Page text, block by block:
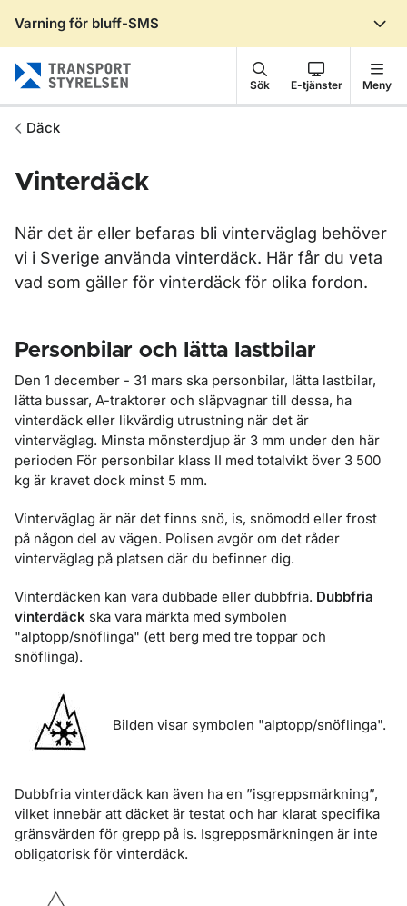
Varning för bluff-SMS
Sök E-tjänster Meny
Däck
Vinterdäck
När det är eller befaras bli vinterväglag behöver
vi i Sverige använda vinterdäck. Här får du veta
vad som gäller för vinterdäck för olika fordon.
Personbilar och lätta lastbilar
Den 1 december - 31 mars ska personbilar, lätta lastbilar,
lätta bussar, A-traktorer och släpvagnar till dessa, ha
vinterdäck eller likvärdig utrustning när det är
vinterväglag. Minsta mönsterdjup är 3 mm under den här
perioden För personbilar klass II med totalvikt över 3 500
kg är kravet dock minst 5 mm.
Vinterväglag är när det finns snö, is, snömodd eller frost
på någon del av vägen. Polisen avgör om det råder
vinterväglag på platsen där du befinner dig.
Vinterdäcken kan vara dubbade eller dubbfria. Dubbfria
vinterdäck ska vara märkta med symbolen
"alptopp/snöflinga" (ett berg med tre toppar och
snöflinga).
Bilden visar symbolen "alptopp/snöflinga".
Dubbfria vinterdäck kan även ha en ”isgreppsmärkning”,
vilket innebär att däcket är testat och har klarat specifika
gränsvärden för grepp på is. Isgreppsmärkningen är inte
obligatorisk för vinterdäck.